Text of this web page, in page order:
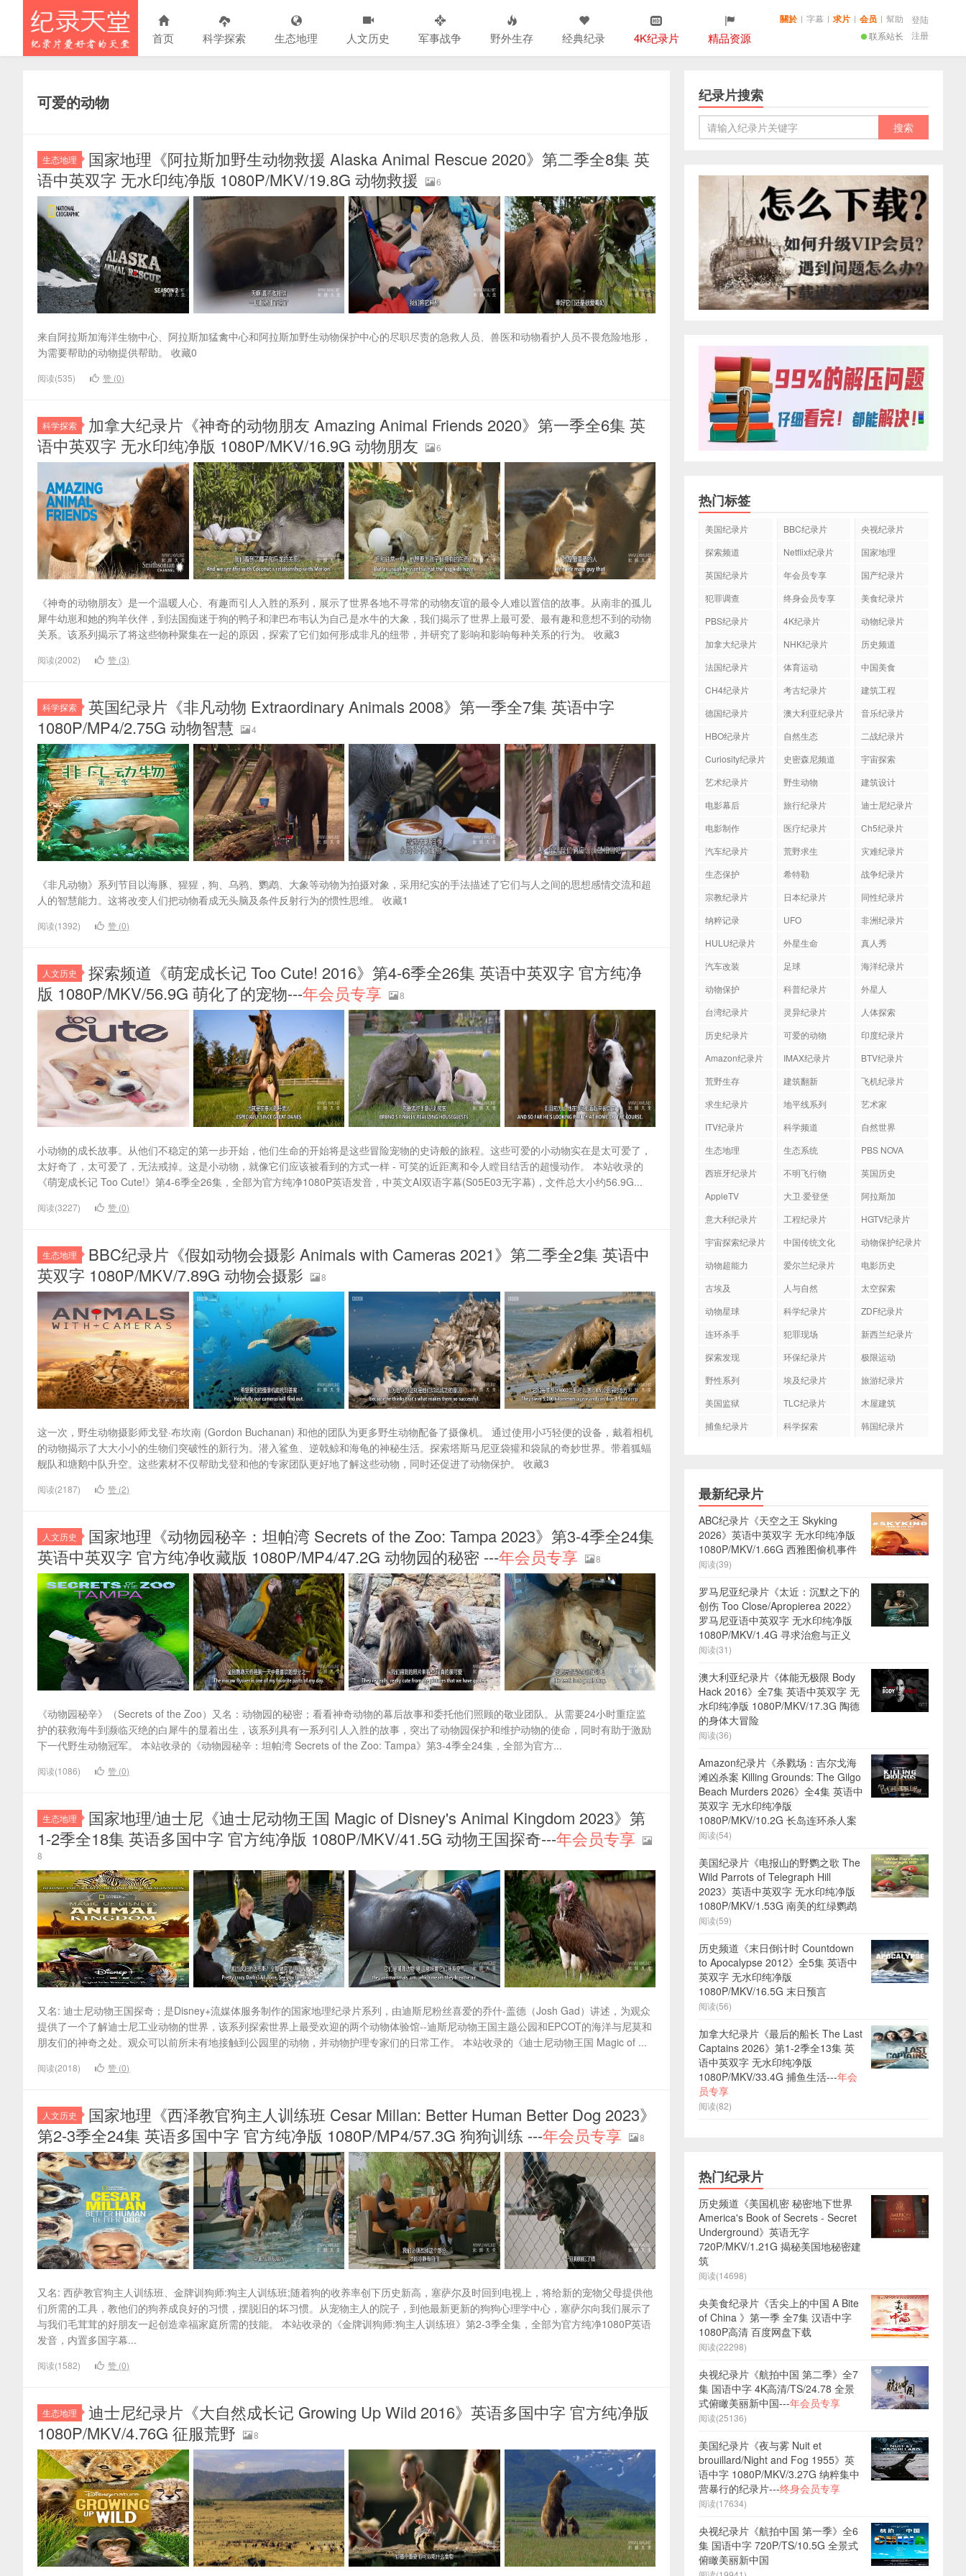
首页 科学探索 生态地理 人文历史 军事战争 野外生存 经典纪录 4K纪录片 精品资源 联系站长
關於 | 字幕 | 求片 | 会员 | 幫助
登陆
注册
可爱的动物
生态地理
国家地理《阿拉斯加野生动物救援 Alaska Animal Rescue 2020》第二季全8集 英
语中英双字 无水印纯净版 1080P/MKV/19.8G 动物救援
6
来自阿拉斯加海洋生物中心、阿拉斯加猛禽中心和阿拉斯加野生动物保护中心的尽职尽责的急救人员、兽医和动物看护人员不畏危险地形，
为需要帮助的动物提供帮助。 收藏0
阅读(535) 赞 (0)
科学探索
加拿大纪录片《神奇的动物朋友 Amazing Animal Friends 2020》第一季全6集 英
语中英双字 无水印纯净版 1080P/MKV/16.9G 动物朋友
6
《神奇的动物朋友》是一个温暖人心、有趣而引人入胜的系列，展示了世界各地不寻常的动物友谊的最令人难以置信的故事。从南非的孤儿
犀牛幼崽和她的狗羊伙伴，到法国痴迷于狗的鸭子和津巴布韦认为自己是水牛的大象，我们揭示了世界上最可爱、最有趣和意想不到的动物
关系。该系列揭示了将这些物种聚集在一起的原因，探索了它们如何形成非凡的纽带，并研究了影响和影响每种关系的行为。 收藏3
阅读(2002) 赞 (3)
科学探索
英国纪录片《非凡动物 Extraordinary Animals 2008》第一季全7集 英语中字
1080P/MP4/2.75G 动物智慧
4
《非凡动物》系列节目以海豚、猩猩，狗、乌鸦、鹦鹉、大象等动物为拍摄对象，采用纪实的手法描述了它们与人之间的思想感情交流和超
人的智慧能力。这将改变人们把动物看成无头脑及条件反射行为的惯性思维。 收藏1
阅读(1392) 赞 (0)
人文历史
探索频道《萌宠成长记 Too Cute! 2016》第4-6季全26集 英语中英双字 官方纯净
版 1080P/MKV/56.9G 萌化了的宠物---年会员专享 8
小动物的成长故事。从他们不稳定的第一步开始，他们生命的开始将是这些冒险宠物的史诗般的旅程。这些可爱的小动物实在是太可爱了，
太好奇了，太可爱了，无法戒掉。这是小动物，就像它们应该被看到的方式一样 - 可笑的近距离和令人瞠目结舌的超慢动作。 本站收录的
《萌宠成长记 Too Cute!》第4-6季全26集，全部为官方纯净1080P英语发音，中英文AI双语字幕(S05E03无字幕)，文件总大小约56.9G...
阅读(3227) 赞 (0)
生态地理
BBC纪录片《假如动物会摄影 Animals with Cameras 2021》第二季全2集 英语中
英双字 1080P/MKV/7.89G 动物会摄影
8
这一次，野生动物摄影师戈登·布坎南 (Gordon Buchanan) 和他的团队为更多野生动物配备了摄像机。 通过使用小巧轻便的设备，戴着相机
的动物揭示了大大小小的生物们突破性的新行为。潜入鲨鱼、逆戟鲸和海龟的神秘生活。探索塔斯马尼亚袋獾和袋鼠的奇妙世界。带着狐蝠
舰队和塘鹅中队升空。这些素材不仅帮助戈登和他的专家团队更好地了解这些动物，同时还促进了动物保护。 收藏3
阅读(2187) 赞 (2)
人文历史
国家地理《动物园秘辛：坦帕湾 Secrets of the Zoo: Tampa 2023》第3-4季全24集
英语中英双字 官方纯净收藏版 1080P/MP4/47.2G 动物园的秘密 ---年会员专享 8
《动物园秘辛》（Secrets of the Zoo）又名：动物园的秘密；看看神奇动物的幕后故事和委托他们照顾的敬业团队。从需要24小时重症监
护的获救海牛到濒临灭绝的白犀牛的显着出生，该系列具有一系列引人入胜的故事，突出了动物园保护和维护动物的使命，同时有助于激励
下一代野生动物冠军。 本站收录的《动物园秘辛：坦帕湾 Secrets of the Zoo: Tampa》第3-4季全24集，全部为官方...
阅读(1086) 赞 (0)
生态地理
国家地理/迪士尼《迪士尼动物王国 Magic of Disney's Animal Kingdom 2023》第
1-2季全18集 英语多国中字 官方纯净版 1080P/MKV/41.5G 动物王国探奇---年会员专享
8
又名: 迪士尼动物王国探奇；是Disney+流媒体服务制作的国家地理纪录片系列，由迪斯尼粉丝喜爱的乔什-盖德（Josh Gad）讲述，为观众
提供了一个了解迪士尼工业动物的世界，该系列探索世界上最受欢迎的两个动物体验馆--迪斯尼动物王国主题公园和EPCOT的海洋与尼莫和
朋友们的神奇之处。观众可以前所未有地接触到公园里的动物，并动物护理专家们的日常工作。 本站收录的《迪士尼动物王国 Magic of ...
阅读(2018) 赞 (0)
人文历史
国家地理《西泽教官狗主人训练班 Cesar Millan: Better Human Better Dog 2023》
第2-3季全24集 英语多国中字 官方纯净版 1080P/MP4/57.3G 狗狗训练 ---年会员专享 8
又名: 西萨教官狗主人训练班、金牌训狗师:狗主人训练班;随着狗的收养率创下历史新高，塞萨尔及时回到电视上，将给新的宠物父母提供他
们所需的工具，教他们的狗养成良好的习惯，摆脱旧的坏习惯。从宠物主人的院子，到他最新更新的狗狗心理学中心，塞萨尔向我们展示了
与我们毛茸茸的好朋友一起创造幸福家庭所需的技能。 本站收录的《金牌训狗师:狗主人训练班》第2-3季全集，全部为官方纯净1080P英语
发音，内置多国字幕...
阅读(1582) 赞 (0)
生态地理
迪士尼纪录片《大自然成长记 Growing Up Wild 2016》英语多国中字 官方纯净版
1080P/MKV/4.76G 征服荒野
8
纪录片搜索
热门标签
美国纪录片 BBC纪录片
央视纪录片
探索频道
Netflix纪录片
国家地理
英国纪录片
年会员专享
国产纪录片
犯罪调查
终身会员专享
美食纪录片
PBS纪录片
4K纪录片
动物纪录片
加拿大纪录片
NHK纪录片
历史频道
法国纪录片
体育运动
中国美食
CH4纪录片
考古纪录片
建筑工程
德国纪录片
澳大利亚纪录片
音乐纪录片
HBO纪录片
自然生态
二战纪录片
Curiosity纪录片
史密森尼频道
宇宙探索
艺术纪录片
野生动物
建筑设计
电影幕后
旅行纪录片
迪士尼纪录片
电影制作
医疗纪录片
Ch5纪录片
汽车纪录片
荒野求生
灾难纪录片
生态保护
希特勒
战争纪录片
宗教纪录片
日本纪录片
同性纪录片
纳粹记录
UFO
非洲纪录片
HULU纪录片
外星生命
真人秀
汽车改装
足球
海洋纪录片
动物保护
科普纪录片
外星人
台湾纪录片
灵异纪录片
人体探索
历史纪录片
可爱的动物
印度纪录片
Amazon纪录片
IMAX纪录片
BTV纪录片
荒野生存
建筑翻新
飞机纪录片
求生纪录片
地平线系列
艺术家
ITV纪录片
科学频道
自然世界
生态地理
生态系统
PBS NOVA
西班牙纪录片
不明飞行物
英国历史
AppleTV
大卫·爱登堡
阿拉斯加
意大利纪录片
工程纪录片
HGTV纪录片
宇宙探索纪录片
中国传统文化
动物保护纪录片
动物超能力
爱尔兰纪录片
电影历史
古埃及
人与自然
太空探索
动物星球
科学纪录片
ZDF纪录片
连环杀手
犯罪现场
新西兰纪录片
探索发现
环保纪录片
极限运动
野性系列
埃及纪录片
旅游纪录片
美国监狱
TLC纪录片
木屋建筑
捕鱼纪录片
科学探索 韩国纪录片
最新纪录片
ABC纪录片《天空之王 Skyking
2026》英语中英双字 无水印纯净版
1080P/MKV/1.66G 西雅图偷机事件
阅读(39)
罗马尼亚纪录片《太近：沉默之下的
创伤 Too Close/Apropierea 2022》
罗马尼亚语中英双字 无水印纯净版
1080P/MKV/1.4G 寻求治愈与正义
阅读(31)
澳大利亚纪录片《体能无极限 Body
Hack 2016》全7集 英语中英双字 无
水印纯净版 1080P/MKV/17.3G 陶德
的身体大冒险
阅读(36)
Amazon纪录片《杀戮场：吉尔戈海
滩凶杀案 Killing Grounds: The Gilgo
Beach Murders 2026》全4集 英语中
英双字 无水印纯净版
1080P/MKV/10.2G 长岛连环杀人案
阅读(54)
美国纪录片《电报山的野鹦之歌 The
Wild Parrots of Telegraph Hill
2023》英语中英双字 无水印纯净版
1080P/MKV/1.53G 南美的红绿鹦鹉
阅读(59)
历史频道《末日倒计时 Countdown
to Apocalypse 2012》全5集 英语中
英双字 无水印纯净版
1080P/MKV/16.5G 末日预言
阅读(56)
加拿大纪录片《最后的船长 The Last
Captains 2026》第1-2季全13集 英
语中英双字 无水印纯净版
1080P/MKV/33.4G 捕鱼生活---年会
员专享
阅读(82)
热门纪录片
历史频道《美国机密 秘密地下世界
America's Book of Secrets - Secret
Underground》英语无字
720P/MKV/1.21G 揭秘美国地秘密建
筑
阅读(14698)
央美食纪录片《舌尖上的中国 A Bite
of China 》第一季 全7集 汉语中字
1080P高清 百度网盘下载
阅读(22298)
央视纪录片《航拍中国 第二季》全7
集 国语中字 4K高清/TS/24.78 全景
式俯瞰美丽新中国---年会员专享
阅读(25136)
美国纪录片《夜与雾 Nuit et
brouillard/Night and Fog 1955》英
语中字 1080P/MKV/3.27G 纳粹集中
营暴行的纪录片---终身会员专享
阅读(17634)
央视纪录片《航拍中国 第一季》全6
集 国语中字 720P/TS/10.5G 全景式
俯瞰美丽新中国